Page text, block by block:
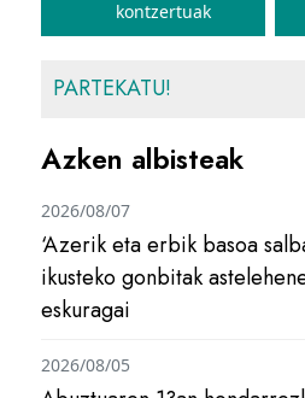
kontzertuak
PARTEKATU!
Azken albisteak
‘Azerik eta erbik basoa
ikusteko gonbitak
eskuragai
2026/08/07
2026/08/05